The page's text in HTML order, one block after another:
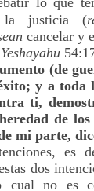
la justicia (
cancelar y
Yeshayahu
(de
y a toda
ti,
de
mi parte,
es
dos
cual no es